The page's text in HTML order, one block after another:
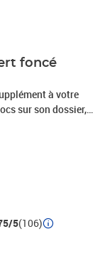
foncé
à votre
sur son dossier,
recouverte
par un cadre en
est stable et
(100 % polyester),
:
(l x P x H)Largeur
du siège à
à partir du sol : 58
5(106)